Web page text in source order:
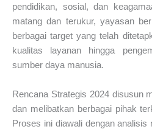
pendidikan, sosial, dan
matang dan terukur, yayasan
berbagai target yang telah
kualitas layanan hingga
sumber daya manusia.
Rencana Strategis 2024 disusun
dan melibatkan berbagai pihak
Proses ini diawali dengan